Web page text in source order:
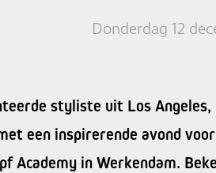
Donderdag 12
styliste uit Los Angeles,
een inspirerende avond
Academy in Werkendam.